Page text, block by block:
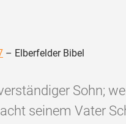
– Elberfelder Bibel
Sohn;
seinem Vater